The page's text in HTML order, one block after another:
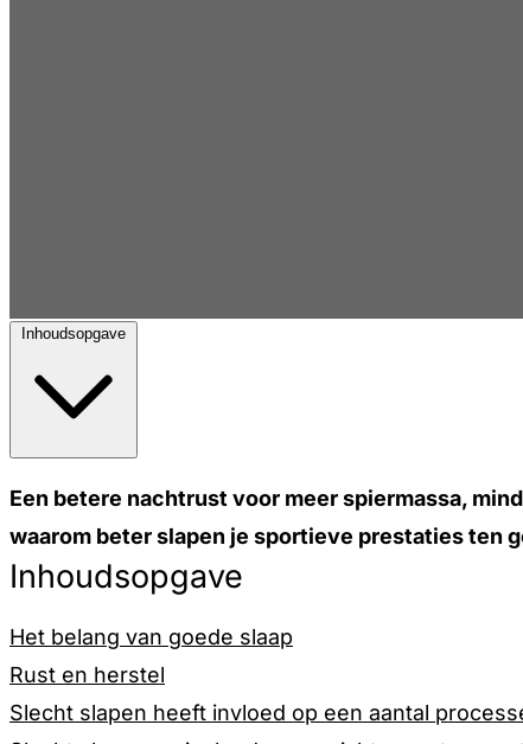
Inhoudsopgave
Een betere nachtrust voor meer spiermassa,
waarom beter slapen je sportieve prestaties ten
Inhoudsopgave
Het belang van goede slaap
Rust en herstel
Slecht slapen heeft invloed op een aantal